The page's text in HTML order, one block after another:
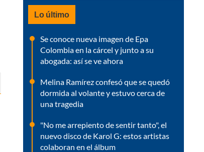
Lo último
Se conoce nueva imagen de Epa
Colombia en la cárcel y junto a su
abogada: así se ve ahora
Melina Ramírez confesó que se quedó
dormida al volante y estuvo cerca de
una tragedia
"No me arrepiento de sentir tanto", el
nuevo disco de Karol G: estos artistas
colaboran en el álbum